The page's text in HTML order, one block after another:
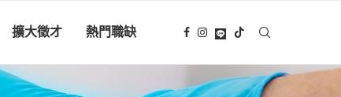
擴大徵才 熱門職缺